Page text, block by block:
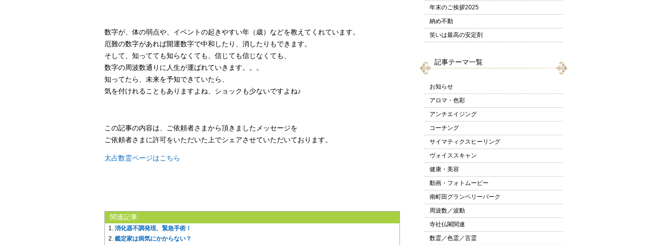
数字が、体の弱点や、イベントの起きやすい年（歳）などを教えてくれています。
厄難の数字があれば開運数字で中和したり、消したりもできます。
そして、知ってても知らなくても、信じても信じなくても、
数字の周波数通りに人生が運ばれていきます。。。
知ってたら、未来を予知できていたら、
気を付けれることもありますよね、ショックも少ないですよね♪
この記事の内容は、ご依頼者さまから頂きましたメッセージを
ご依頼者さまに許可をいただいた上でシェアさせていただいております。
太占数霊ページはこちら
関連記事:
消化器不調発現、緊急手術！
鑑定家は病気にかからない？
年末のご挨拶2025
納め不動
笑いは最高の安定剤
記事テーマ一覧
お知らせ
アロマ・色彩
アンチエイジング
コーチング
サイマティクスヒーリング
ヴォイススキャン
健康・美容
動画・フォトムービー
南町田グランベリーパーク
周波数／波動
寺社仏閣関連
数霊／色霊／言霊